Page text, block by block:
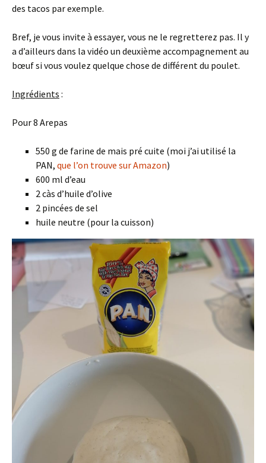
des tacos par exemple.
Bref, je vous invite à essayer, vous ne le regretterez pas. Il y
a d’ailleurs dans la vidéo un deuxième accompagnement au
bœuf si vous voulez quelque chose de différent du poulet.
Ingrédients :
Pour 8 Arepas
550 g de farine de mais pré cuite (moi j’ai utilisé la
PAN, que l’on trouve sur Amazon)
600 ml d’eau
2 càs d’huile d’olive
2 pincées de sel
huile neutre (pour la cuisson)